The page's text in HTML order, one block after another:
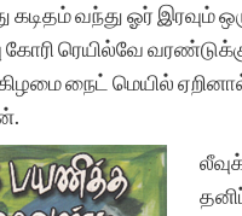
கடிதம் வந்து ஓர்
கோரி ரெயில்வே
நைட் மெயில்